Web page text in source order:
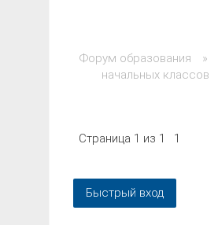
Форум образования »
начальных классов
Страница 1 из 1 1